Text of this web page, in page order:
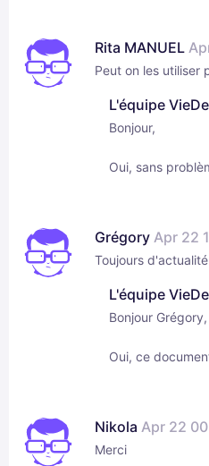
Rita MANUEL
Peut on les utiliser
L'équipe
Bonjour,
Oui, sans
Grégory Apr 22
Toujours
L'équipe
Bonjour Grégory,
Oui, ce
Nikola Apr 22
Merci